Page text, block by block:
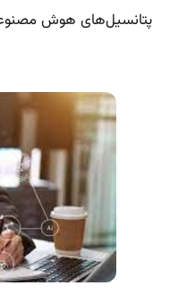
پتانسیل‌های هوش